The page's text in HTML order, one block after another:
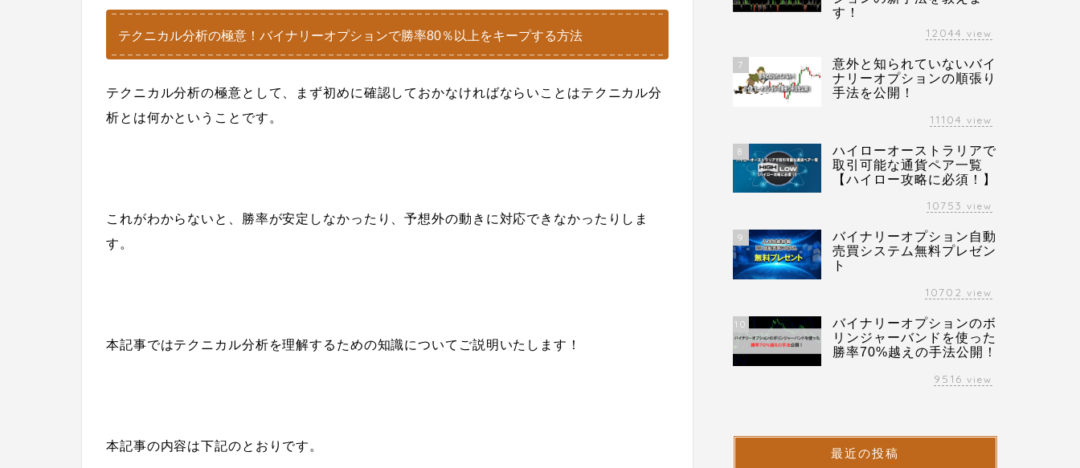
テクニカル分析の極意！バイナリーオプションで勝率80％以上をキープする方法
テクニカル分析の極意として、まず初めに確認しておかなければならいことはテクニカル分
析とは何かということです。
これがわからないと、 勝率が安定しなかったり、予想外の動きに対応できなかったりしま
す。
本記事ではテクニカル分析を理解するための知識についてご説明いたします！
本記事の内容は下記のとおりです。
す！
12044 view
7
意外と知られていないバイ
ナリーオプションの順張り
手法を公開！
11104 view
8
ハイローオーストラリアで
取引可能な通貨ペア一覧
【ハイロー攻略に必須！】
10753 view
9
バイナリーオプション自動
売買システム無料プレゼン
ト
10702 view
10
バイナリーオプションのボ
リンジャーバンドを使った
勝率70%越えの手法公開！
9516 view
最近の投稿